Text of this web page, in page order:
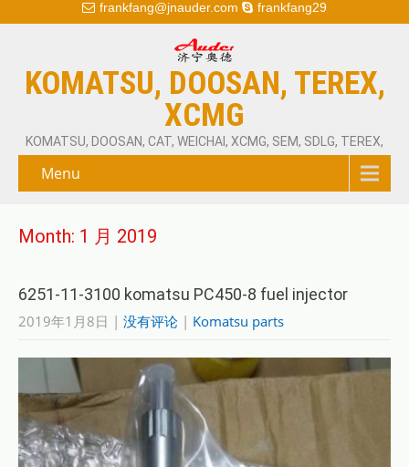
frankfang@jnauder.com frankfang29
KOMATSU, DOOSAN, TEREX,
XCMG
KOMATSU, DOOSAN, CAT, WEICHAI, XCMG, SEM, SDLG, TEREX,
Menu
Month: 1 月 2019
6251-11-3100 komatsu PC450-8 fuel injector
2019年1月8日 | 没有评论 | Komatsu parts